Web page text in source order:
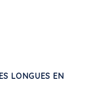
LONGUES EN